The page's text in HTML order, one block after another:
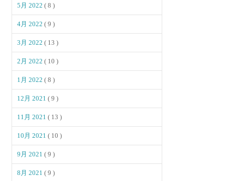
5月 2022( 8 )
4月 2022( 9 )
3月 2022( 13 )
2月 2022( 10 )
1月 2022( 8 )
12月 2021( 9 )
11月 2021( 13 )
10月 2021( 10 )
9月 2021( 9 )
8月 2021( 9 )